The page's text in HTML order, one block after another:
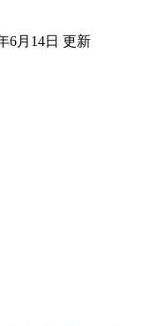
6月14日 更新